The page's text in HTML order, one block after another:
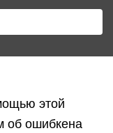
этой
об ошибкена